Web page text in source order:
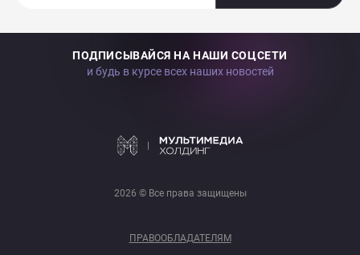
ПОДПИСЫВАЙСЯ НА НАШИ СОЦСЕТИ
и будь в курсе всех наших новостей
2026 © Все права защищены
ПРАВООБЛАДАТЕЛЯМ